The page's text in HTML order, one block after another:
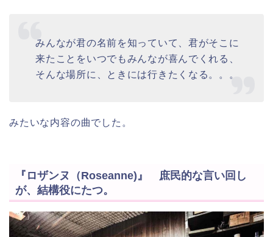
みんなが君の名前を知っていて、君がそこに
来たことをいつでもみんなが喜んでくれる、
そんな場所に、ときには行きたくなる。。。
みたいな内容の曲でした。
『ロザンヌ（Roseanne)』 庶民的な言い回し
が、結構役にたつ。